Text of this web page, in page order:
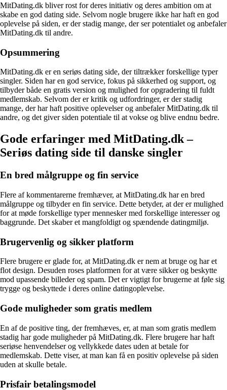
MitDating.dk bliver rost for deres initiativ og deres ambition om at
skabe en god dating side. Selvom nogle brugere ikke har haft en god
oplevelse på siden, er der stadig mange, der ser potentialet og anbefaler
MitDating.dk til andre.
Opsummering
MitDating.dk er en seriøs dating side, der tiltrækker forskellige typer
singler. Siden har en god service, fokus på sikkerhed og support, og
tilbyder både en gratis version og mulighed for opgradering til fuldt
medlemskab. Selvom der er kritik og udfordringer, er der stadig
mange, der har haft positive oplevelser og anbefaler MitDating.dk til
andre, og det giver siden potentiale til at vokse og blive endnu bedre.
Gode erfaringer med MitDating.dk –
Seriøs dating side til danske singler
En bred målgruppe og fin service
Flere af kommentarerne fremhæver, at MitDating.dk har en bred
målgruppe og tilbyder en fin service. Dette betyder, at der er mulighed
for at møde forskellige typer mennesker med forskellige interesser og
baggrunde. Det skaber et mangfoldigt og spændende datingmiljø.
Brugervenlig og sikker platform
Flere brugere er glade for, at MitDating.dk er nem at bruge og har et
flot design. Desuden roses platformen for at være sikker og beskytte
mod upassende billeder og spam. Det er vigtigt for brugerne at føle sig
trygge og beskyttede i deres online datingoplevelse.
Gode muligheder som gratis medlem
En af de positive ting, der fremhæves, er, at man som gratis medlem
stadig har gode muligheder på MitDating.dk. Flere brugere har haft
seriøse henvendelser og vellykkede dates uden at betale for
medlemskab. Dette viser, at man kan få en positiv oplevelse på siden
uden at skulle betale.
Prisfair betalingsmodel